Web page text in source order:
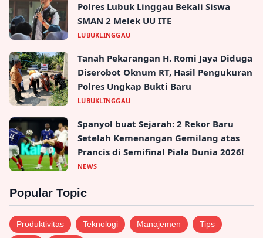
Polres Lubuk Linggau Bekali Siswa
SMAN 2 Melek UU ITE
LUBUKLINGGAU
Tanah Pekarangan H. Romi Jaya Diduga
Diserobot Oknum RT, Hasil Pengukuran
Polres Ungkap Bukti Baru
LUBUKLINGGAU
Spanyol buat Sejarah: 2 Rekor Baru
Setelah Kemenangan Gemilang atas
Prancis di Semifinal Piala Dunia 2026!
NEWS
Popular Topic
Produktivitas Teknologi Manajemen Tips